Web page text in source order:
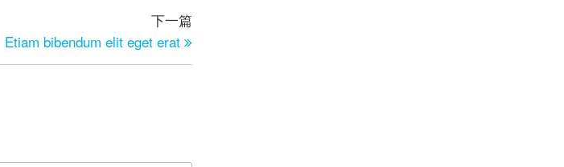
下一篇
Etiam bibendum elit eget erat